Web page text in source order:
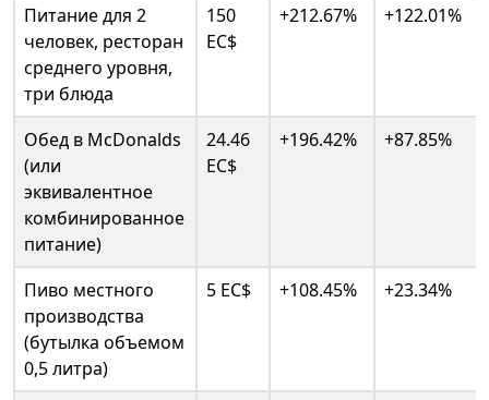
Питание для 2
человек, ресторан
среднего уровня,
три блюда
150
EC$
+212.67% +122.01%
Обед в McDonalds
(или
эквивалентное
комбинированное
питание)
24.46
EC$
+196.42% +87.85%
Пиво местного
производства
(бутылка объемом
0,5 литра)
5 EC$ +108.45% +23.34%